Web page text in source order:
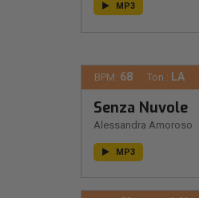
MP3
BPM: 68 Ton.: LA
Senza Nuvole
Alessandra Amoroso
MP3